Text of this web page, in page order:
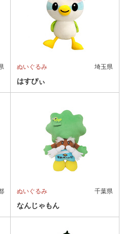
ぬいぐるみ 埼玉県
はすぴぃ
ぬいぐるみ 千葉県
なんじゃもん